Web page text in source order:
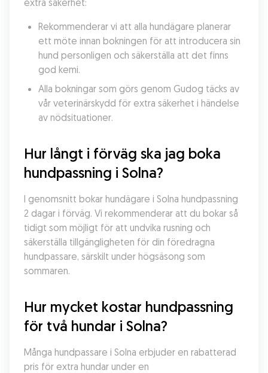
extra säkerhet:
Rekommenderar vi att alla hundägare planerar
ett möte innan bokningen för att introducera sin
hund personligen och säkerställa att det finns
god kemi.
Alla bokningar som görs genom Gudog täcks av
vår veterinärskydd för extra säkerhet i händelse
av nödsituationer.
Hur långt i förväg ska jag boka
hundpassning i Solna?
I genomsnitt bokar hundägare i Solna hundpassning
2 dagar i förväg. Vi rekommenderar att du bokar så
tidigt som möjligt för att undvika rusning och
säkerställa tillgängligheten för din föredragna
hundpassare, särskilt under högsäsong som
sommaren.
Hur mycket kostar hundpassning
för två hundar i Solna?
Många hundpassare i Solna erbjuder en rabatterad
pris för extra hundar under en